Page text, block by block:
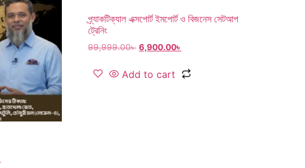
প্র্যাকটিক্যাল এক্সপোর্ট ইমপোর্ট ও বিজনেস সেটআপ
ট্রেনিং
99,999.00৳ 6,900.00৳
Add to cart